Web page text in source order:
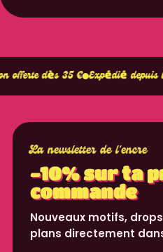
35 € Expédié depuis la France
La newsletter de l'encre
-10% sur ta
commande
Nouveaux motifs,
plans directement